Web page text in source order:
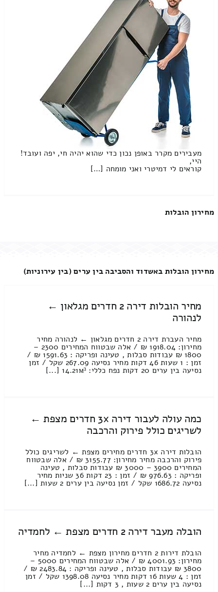
מעבירים מקרר באופן נכון כדי שהוא יהיה חי, יפה ועובד!
היי,
קוראים לי דמיטרי ואני מומחה […]
מחירון הובלות
מחירון הובלות באשדוד והסביבה בין ערים (בין עירוניות)
מחיר הובלות דירה 2 חדרים מגלאון ←
לנהורה
מחיר העברת דירה 2 חדרים מגלאון ← לנהורה מחיר
מחירון: 1918.04 ₪ / אלה שבטווח המחירים 2300 –
1800 ₪ עבודות סבלות , טעינה ופריקה : 1591.63 ₪ /
זמן : 1 שעות 46 דקות מחיר נסיעה 267.09 שקל / זמן
נסיעה בין ערים 20 דקות נפח כללי: 14.21м³ [...]
כמה עולה לעבור דירה 3x חדרים מצפת ←
לשריגים כולל פירוק והרכבה
הובלות דירה 3x חדרים מחירים מצפת ← לשריגים כולל
פירוק והרכבה מחיר מחירון: 3155.77 ₪ / אלה שבטווח
המחירים 3900 – 3000 ₪ עבודות סבלות , טעינה
ופריקה : 976.63 ₪ / זמן : 23 דקות 36 שניות מחיר
נסיעה 1686.72 שקל / זמן נסיעה בין ערים 2 שעות [...]
הובלה מעבר דירה 2 חדרים מצפת ← לחמדיה
הובלת דירות 2 חדרים מחירון מצפת ← לחמדיה מחיר
מחירון: 4001.93 ₪ / אלה שבטווח המחירים 5000 –
3800 ₪ עבודות סבלות , טעינה ופריקה : 2483.84 ₪ /
זמן : 4 שעות 16 דקות מחיר נסיעה 1398.08 שקל / זמן
נסיעה בין ערים 2 שעות , 3 דקות [...]